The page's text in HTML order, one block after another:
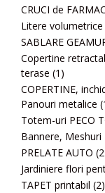
CRUCI de
Litere
SABLARE
Copertine
terase (1)
COPERTINE,
Panouri metalice
Totem-uri PECO
Bannere,
PRELATE AUTO
Jardiniere flori
TAPET printabil (2)